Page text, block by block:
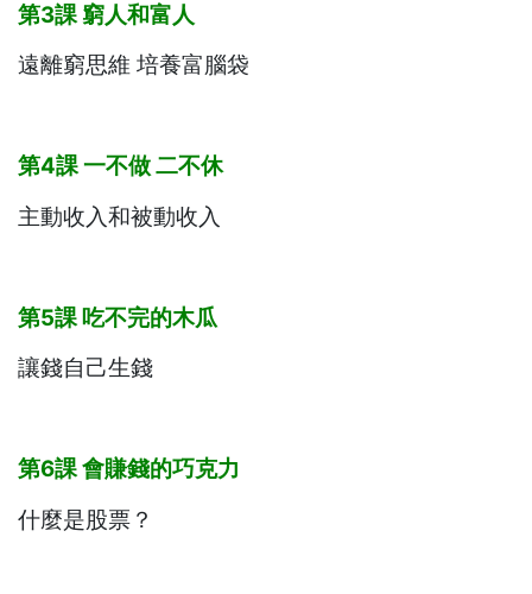
第3課窮人和富人
遠離窮思維 培養富腦袋
第4課一不做二不休
主動收入和被動收入
第5課吃不完的木瓜
讓錢自己生錢
第6課會賺錢的巧克力
什麼是股票？